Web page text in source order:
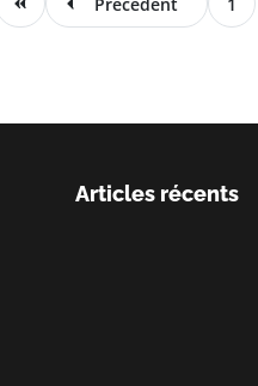
Articles récents